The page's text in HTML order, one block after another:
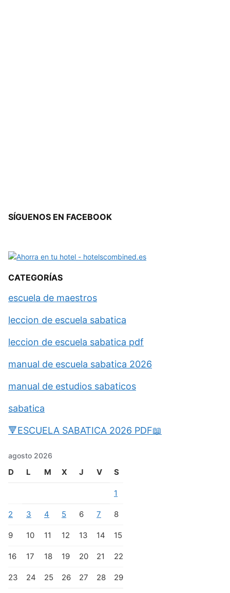
SÍGUENOS EN FACEBOOK
CATEGORÍAS
escuela de maestros
leccion de escuela sabatica
leccion de escuela sabatica pdf
manual de escuela sabatica 2026
manual de estudios sabaticos
sabatica
🔻ESCUELA SABATICA 2026 PDF📖
agosto 2026
D L M X J V S
1
2 3 4 5 6 7 8
9 10 11 12 13 14 15
16 17 18 19 20 21 22
23 24 25 26 27 28 29